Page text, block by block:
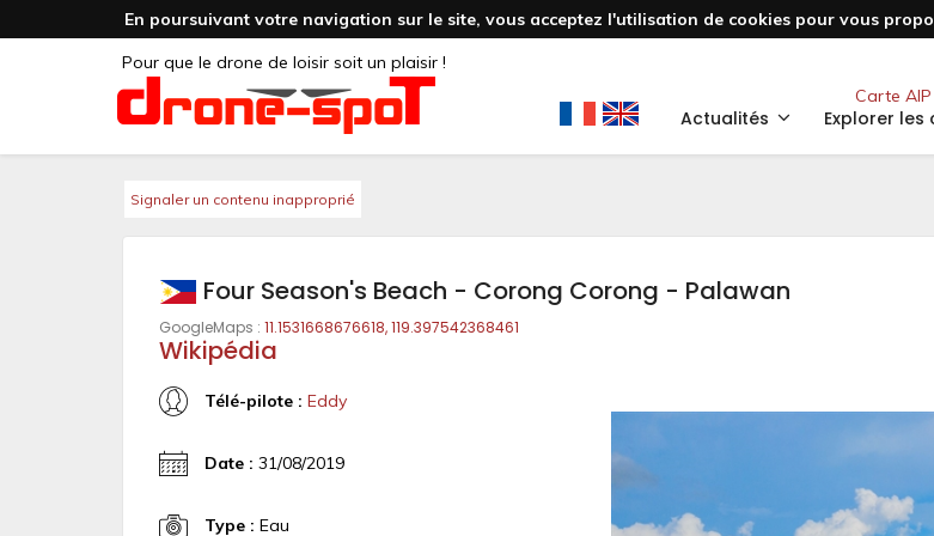
En poursuivant votre navigation sur le site, vous acceptez l'utilisation de cookies pour vous
Pour que le drone de loisir soit un plaisir !
Carte
Actualités Explorer les
Signaler un contenu inapproprié
Four Season's Beach - Corong Corong - Palawan
GoogleMaps : 11.1531668676618, 119.397542368461
Wikipédia
Télé-pilote : Eddy
Date : 31/08/2019
Type : Eau